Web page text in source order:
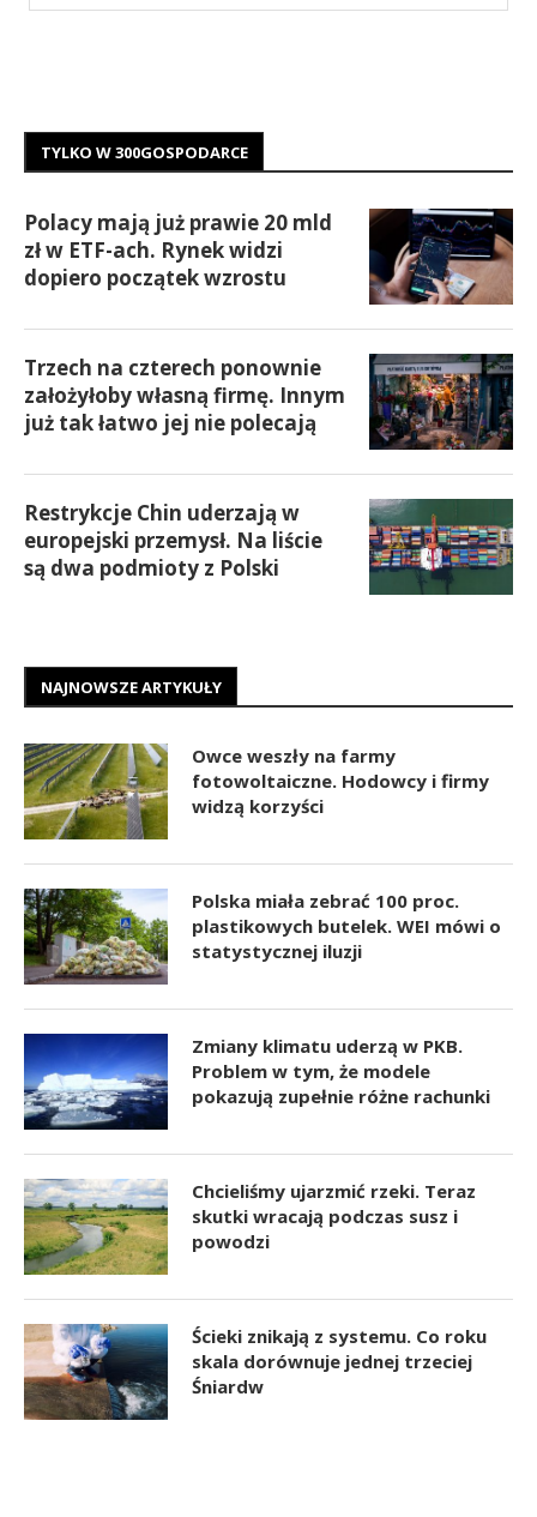
TYLKO W 300GOSPODARCE
Polacy mają już prawie 20 mld
zł w ETF-ach. Rynek widzi
dopiero początek wzrostu
Trzech na czterech ponownie
założyłoby własną firmę. Innym
już tak łatwo jej nie polecają
Restrykcje Chin uderzają w
europejski przemysł. Na liście
są dwa podmioty z Polski
NAJNOWSZE ARTYKUŁY
Owce weszły na farmy
fotowoltaiczne. Hodowcy i firmy
widzą korzyści
Polska miała zebrać 100 proc.
plastikowych butelek. WEI mówi o
statystycznej iluzji
Zmiany klimatu uderzą w PKB.
Problem w tym, że modele
pokazują zupełnie różne rachunki
Chcieliśmy ujarzmić rzeki. Teraz
skutki wracają podczas susz i
powodzi
Ścieki znikają z systemu. Co roku
skala dorównuje jednej trzeciej
Śniardw